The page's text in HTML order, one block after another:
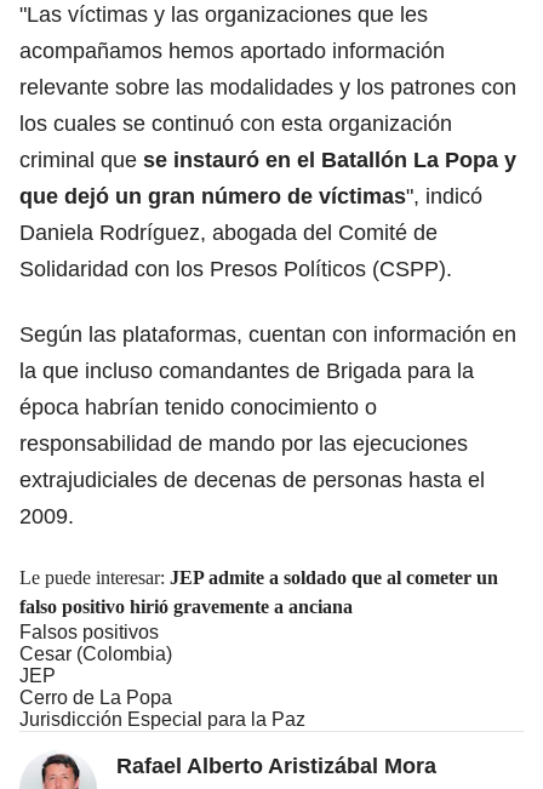
"Las víctimas y las organizaciones que les
acompañamos hemos aportado información
relevante sobre las modalidades y los patrones con
los cuales se continuó con esta organización
criminal que se instauró en el Batallón La Popa y
que dejó un gran número de víctimas", indicó
Daniela Rodríguez, abogada del Comité de
Solidaridad con los Presos Políticos (CSPP).
Según las plataformas, cuentan con información en
la que incluso comandantes de Brigada para la
época habrían tenido conocimiento o
responsabilidad de mando por las ejecuciones
extrajudiciales de decenas de personas hasta el
2009.
Le puede interesar: JEP admite a soldado que al cometer un
falso positivo hirió gravemente a anciana
Falsos positivos
Cesar (Colombia)
JEP
Cerro de La Popa
Jurisdicción Especial para la Paz
Rafael Alberto Aristizábal Mora